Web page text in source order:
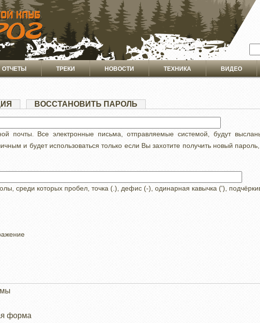
ОТЧЕТЫ ТРЕКИ НОВОСТИ ТЕХНИКА ВИДЕО
(АКТИВНАЯ
ВОССТАНОВИТЬ ПАРОЛЬ
почты. Все электронные письма, отправляемые системой, будут
и будет использоваться только если Вы захотите получить новый
среди которых пробел, точка (.), дефис (-), одинарная кавычка ('),
форма